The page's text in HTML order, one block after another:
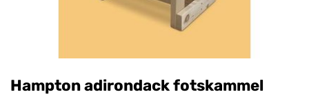
Hampton adirondack fotskammel